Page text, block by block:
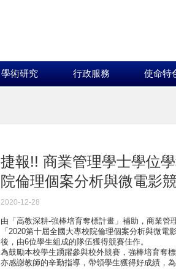
學術研究 行政服務 使命特
捷報!! 商業管理學士學位
院倫理個案分析與微電影
2020-12-28
由「高教深耕-強棒培育奪標計畫」補助，商業管
「2020第十屆全國大專校院倫理個案分析與微
後，由6位學生組成的隊伍獲得競賽佳作。
為鼓勵本校學生踴躍參與校外競賽，強棒培育奪
亦感謝教師的辛勤指導，帶領學生獲得好成績，為